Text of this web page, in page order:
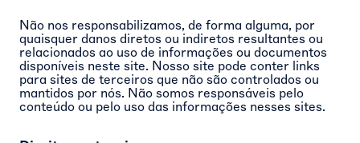
Não nos responsabilizamos, de forma alguma, por
quaisquer danos diretos ou indiretos resultantes ou
relacionados ao uso de informações ou documentos
disponíveis neste site. Nosso site pode conter links
para sites de terceiros que não são controlados ou
mantidos por nós. Não somos responsáveis pelo
conteúdo ou pelo uso das informações nesses sites.